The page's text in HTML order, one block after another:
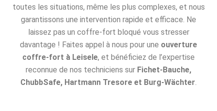
toutes les situations, même les plus complexes, et nous
garantissons une intervention rapide et efficace. Ne
laissez pas un coffre-fort bloqué vous stresser
davantage ! Faites appel à nous pour une ouverture
coffre-fort à Leisele, et bénéficiez de l’expertise
reconnue de nos techniciens sur Fichet-Bauche,
ChubbSafe, Hartmann Tresore et Burg-Wächter.